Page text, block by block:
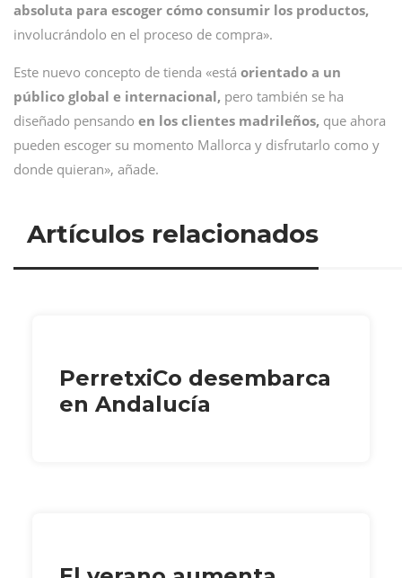
absoluta para escoger cómo consumir los productos,
involucrándolo en el proceso de compra».
Este nuevo concepto de tienda «está orientado a un
público global e internacional, pero también se ha
diseñado pensando en los clientes madrileños, que ahora
pueden escoger su momento Mallorca y disfrutarlo como y
donde quieran», añade.
Artículos relacionados
PerretxiCo desembarca
en Andalucía